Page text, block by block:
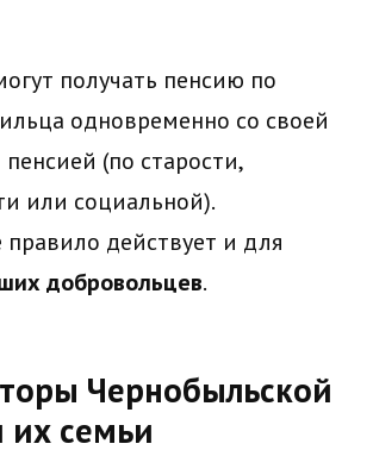
получать пенсию по
одновременно со своей
(по старости,
или социальной).
правило действует и для
добровольцев.
Чернобыльской
их семьи